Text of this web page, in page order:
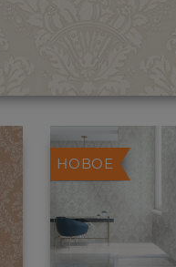
НОВОЕ